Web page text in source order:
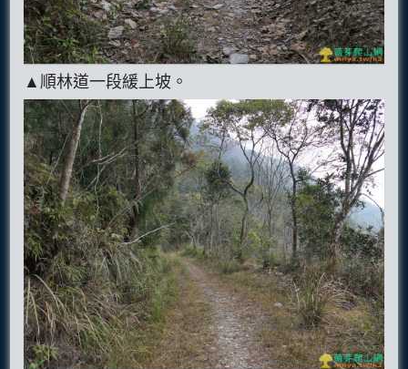
▲順林道一段緩上坡。